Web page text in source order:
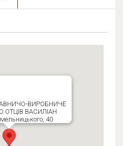
ВИРОБНИЧЕ
ОТЦІВ ВАСИЛІАН
40